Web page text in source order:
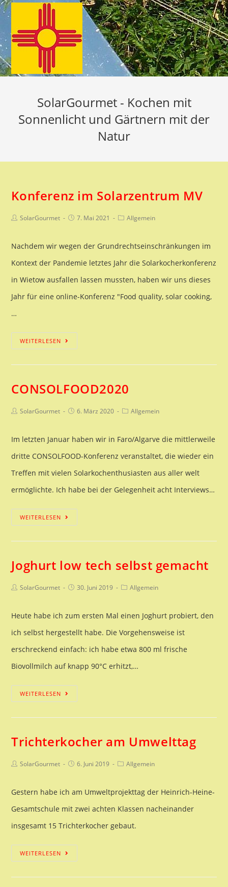
Zum
springen
SolarGourmet - Kochen mit
Sonnenlicht und Gärtnern mit der
Natur
Konferenz im Solarzentrum MV
Beitrags-
SolarGourmet
Beitrag
7. Mai 2021
Beitrags-
Allgemein
Nachdem wir wegen der Grundrechtseinschränkungen im
Kontext der Pandemie letztes Jahr die Solarkocherkonferenz
in Wietow ausfallen lassen mussten, haben wir uns dieses
Jahr für eine online-Konferenz "Food quality, solar cooking,
…
WEITERLESEN
MV
CONSOLFOOD2020
Beitrags-
SolarGourmet
Beitrag
6. März 2020
Beitrags-
Allgemein
Im letzten Januar haben wir in Faro/Algarve die mittlerweile
dritte CONSOLFOOD-Konferenz veranstaltet, die wieder ein
Treffen mit vielen Solarkochenthusiasten aus aller welt
ermöglichte. Ich habe bei der Gelegenheit acht Interviews…
WEITERLESEN
Joghurt low tech selbst gemacht
Beitrags-
SolarGourmet
Beitrag
30. Juni 2019
Beitrags-
Allgemein
Heute habe ich zum ersten Mal einen Joghurt probiert, den
ich selbst hergestellt habe. Die Vorgehensweise ist
erschreckend einfach: ich habe etwa 800 ml frische
Biovollmilch auf knapp 90°C erhitzt,…
WEITERLESEN
selbst
gemacht
Trichterkocher am Umwelttag
Beitrags-
SolarGourmet
Beitrag
6. Juni 2019
Beitrags-
Allgemein
Gestern habe ich am Umweltprojekttag der Heinrich-Heine-
Gesamtschule mit zwei achten Klassen nacheinander
insgesamt 15 Trichterkocher gebaut.
WEITERLESEN